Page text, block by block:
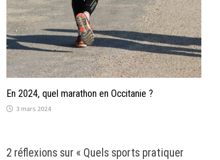
En 2024, quel marathon en Occitanie ?
3 mars 2024
2 réflexions sur « Quels sports pratiquer